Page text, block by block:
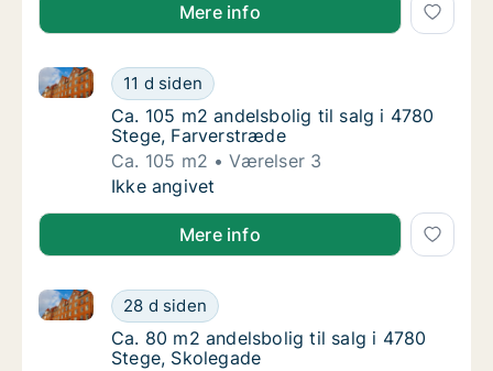
Mere info
Ca. 105 m2 andelsbolig til salg i 4780
11 d siden
Ca. 105 m2 andelsbolig til salg i 4780 Stege,
Ca. 105 m2 andelsbolig til salg i 4780
Ca. 105 m2 andelsbolig til salg i 4780
Stege, Farverstræde
Ca. 105 m2
Værelser 3
Ca. 105 m2 andelsbolig til salg i 4780
Ikke angivet
Mere info
Ca. 80 m2 andelsbolig til salg i 4780 Stege,
28 d siden
Ca. 80 m2 andelsbolig til salg i 4780 Stege,
Ca. 80 m2 andelsbolig til salg i 4780 Stege,
Ca. 80 m2 andelsbolig til salg i 4780
Stege, Skolegade